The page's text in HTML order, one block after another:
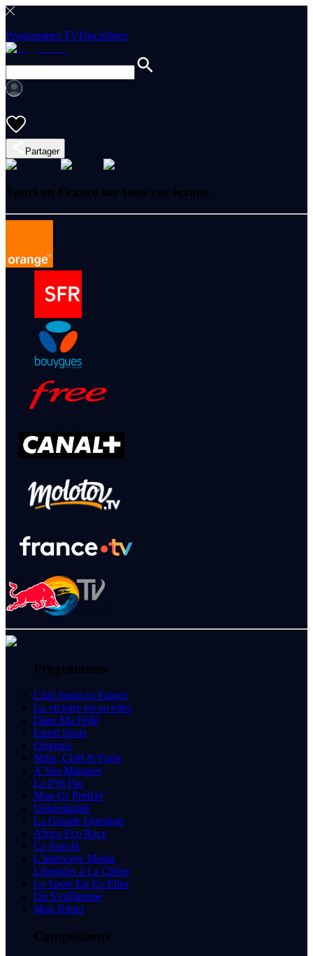
Programmes TVDisciplines
Partager
Sport en France sur tous vos écrans
Programmes
Club Sport en France
La victoire est en elles
Dans Ma Fédé
Esprit Sport
Origines
Mma, Chill & Fight
A Vos Marques
Le P'tit Pac
Mon Gr Préféré
Unbreakable
La Grande Question
Africa Eco Race
Ce Jour-là
L'interview Media
Légendes à La Chêne
Le Sport Est En Elles
On S'enflamme
Mon Rituel
Compétitions